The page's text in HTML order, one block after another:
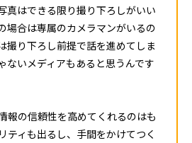
真はできる限り撮り下ろしがいい
場合は専属のカメラマンがいるの
撮り下ろし前提で話を進めてしま
ないメディアもあると思うんです
報の信頼性を高めてくれるのはも
ティも出るし、手間をかけてつく